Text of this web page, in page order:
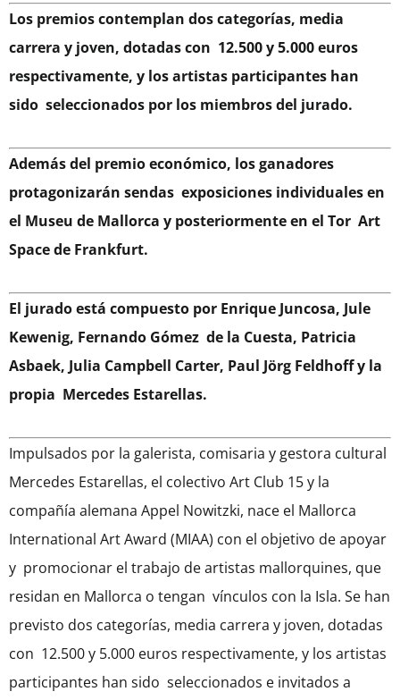
Los premios contemplan dos categorías, media
carrera y joven, dotadas con 12.500 y 5.000 euros
respectivamente, y los artistas participantes han
sido seleccionados por los miembros del jurado.
Además del premio económico, los ganadores
protagonizarán sendas exposiciones individuales en
el Museu de Mallorca y posteriormente en el Tor Art
Space de Frankfurt.
El jurado está compuesto por Enrique Juncosa, Jule
Kewenig, Fernando Gómez de la Cuesta, Patricia
Asbaek, Julia Campbell Carter, Paul Jörg Feldhoff y la
propia Mercedes Estarellas.
Impulsados por la galerista, comisaria y gestora cultural
Mercedes Estarellas, el colectivo Art Club 15 y la
compañía alemana Appel Nowitzki, nace el Mallorca
International Art Award (MIAA) con el objetivo de apoyar
y promocionar el trabajo de artistas mallorquines, que
residan en Mallorca o tengan vínculos con la Isla. Se han
previsto dos categorías, media carrera y joven, dotadas
con 12.500 y 5.000 euros respectivamente, y los artistas
participantes han sido seleccionados e invitados a